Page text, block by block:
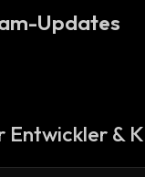
Updates
Entwickler &